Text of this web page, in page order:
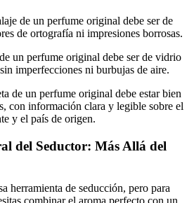
de un perfume original debe ser de
de ortografía ni impresiones borrosas.
un perfume original debe ser de vidrio
imperfecciones ni burbujas de aire.
de un perfume original debe estar bien
con información clara y legible sobre el
y el país de origen.
del Seductor: Más Allá del
herramienta de seducción, pero para